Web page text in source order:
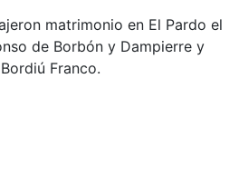
matrimonio en El Pardo el
de Borbón y Dampierre y
Franco.